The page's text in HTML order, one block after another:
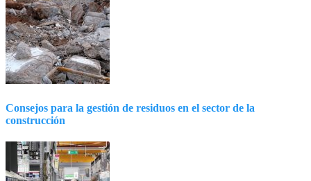
Consejos para la gestión de residuos en el sector de la
construcción